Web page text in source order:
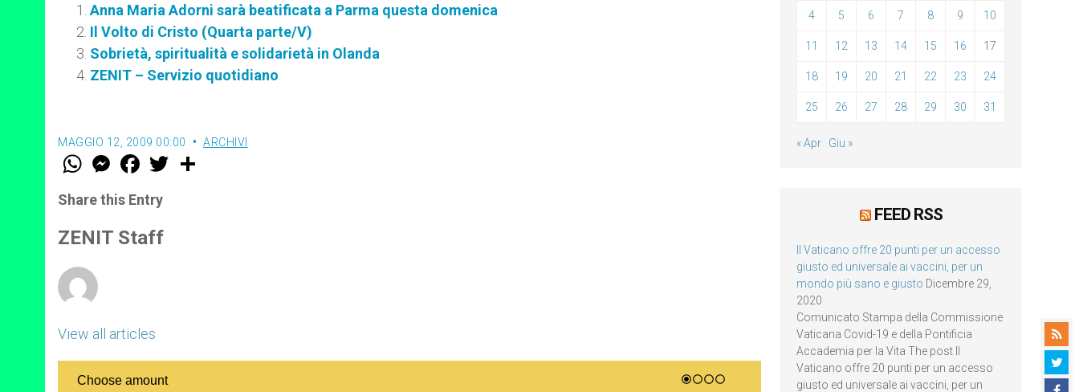
Anna Maria Adorni sarà beatificata a Parma questa domenica
Il Volto di Cristo (Quarta parte/V)
Sobrietà, spiritualità e solidarietà in Olanda
ZENIT – Servizio quotidiano
MAGGIO 12, 2009 00:00 ARCHIVI
W
t
s
p
p
M
e
s
e
g
e
F
a
e
b
o
k
w
Share this Entry
ZENIT Staff
View all articles
4 5 6 7 8 9 10
11 12 13 14 15 16 17
18 19 20 21 22 23 24
25 26 27 28 29 30 31
« Apr Giu »
FEED RSS
Il Vaticano offre 20 punti per un accesso
giusto ed universale ai vaccini, per un
mondo più sano e giusto Dicembre 29,
2020
Comunicato Stampa della Commissione
Vaticana Covid-19 e della Pontificia
Accademia per la Vita The post Il
Vaticano offre 20 punti per un accesso
giusto ed universale ai vaccini, per un